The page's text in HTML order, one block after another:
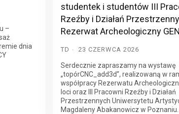
–
dnia
studentek i studentów III
Rzeźby i Działań
Rezerwat Archeologiczny
TD 23 CZERWCA 2026
Serdecznie zapraszamy na wystawę
„topórCNC_add3d”, realizowaną w
współpracy Rezerwatu
loci oraz III Pracowni Rzeźby i Działań
Przestrzennych Uniwersytetu
Magdaleny Abakanowicz w Poznaniu.